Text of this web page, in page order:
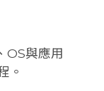
OS與應用
。